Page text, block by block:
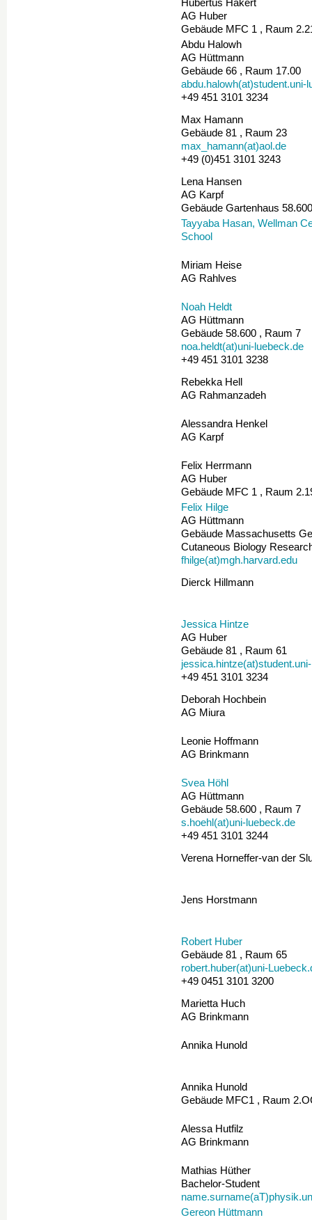
Hubertus Hakert
AG Huber
Gebäude MFC 1 , Raum
Abdu Halowh
AG Hüttmann
Gebäude 66 , Raum 17.00
abdu.halowh(at)student.uni-
+49 451 3101 3234
Max Hamann
Gebäude 81 , Raum 23
max_hamann(at)aol.de
+49 (0)451 3101 3243
Lena Hansen
AG Karpf
Gebäude Gartenhaus 58.600
Tayyaba Hasan, Wellman
School
Miriam Heise
AG Rahlves
Noah Heldt
AG Hüttmann
Gebäude 58.600 , Raum 7
noa.heldt(at)uni-luebeck.de
+49 451 3101 3238
Rebekka Hell
AG Rahmanzadeh
Alessandra Henkel
AG Karpf
Felix Herrmann
AG Huber
Gebäude MFC 1 , Raum
Felix Hilge
AG Hüttmann
Gebäude Massachusetts
Cutaneous Biology
fhilge(at)mgh.harvard.edu
Dierck Hillmann
Jessica Hintze
AG Huber
Gebäude 81 , Raum 61
+49 451 3101 3234
Deborah Hochbein
AG Miura
Leonie Hoffmann
AG Brinkmann
Svea Höhl
AG Hüttmann
Gebäude 58.600 , Raum 7
s.hoehl(at)uni-luebeck.de
+49 451 3101 3244
Verena Horneffer-van der
Jens Horstmann
Robert Huber
Gebäude 81 , Raum 65
robert.huber(at)uni-
+49 0451 3101 3200
Marietta Huch
AG Brinkmann
Annika Hunold
Annika Hunold
Gebäude MFC1 , Raum
Alessa Hutfilz
AG Brinkmann
Mathias Hüther
Bachelor-Student
Gereon Hüttmann